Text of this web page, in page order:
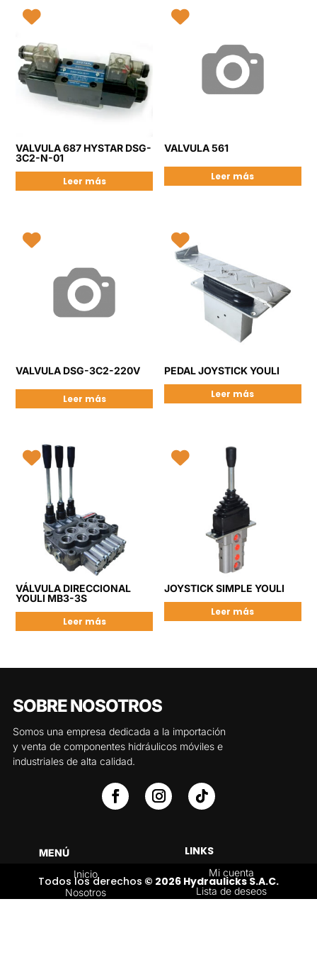
VALVULA 687 HYSTAR DSG-
3C2-N-01
Leer más
VALVULA 561
Leer más
VALVULA DSG-3C2-220V
Leer más
PEDAL JOYSTICK YOULI
Leer más
VÁLVULA DIRECCIONAL
YOULI MB3-3S
Leer más
JOYSTICK SIMPLE YOULI
Leer más
SOBRE NOSOTROS
Somos una empresa dedicada a la importación
y venta de componentes hidráulicos móviles e
industriales de alta calidad.
MENÚ
Inicio
Nosotros
LINKS
Mi cuenta
Lista de deseos
Todos los derechos © 2026 Hydraulicks S.A.C.